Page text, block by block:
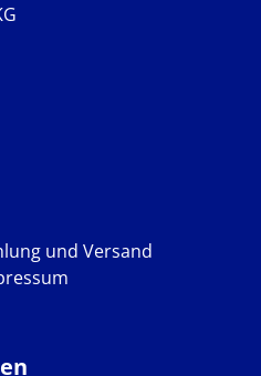
und Versand